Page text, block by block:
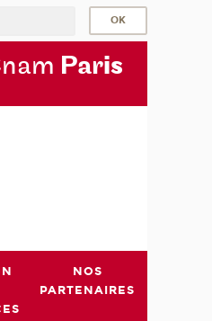
Paris
NOS
PARTENAIRES